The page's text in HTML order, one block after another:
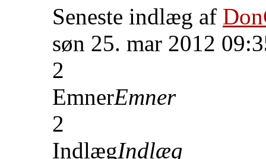
Seneste indlæg af
søn 25. mar 2012
2
EmnerEmner
2
IndlægIndlæg